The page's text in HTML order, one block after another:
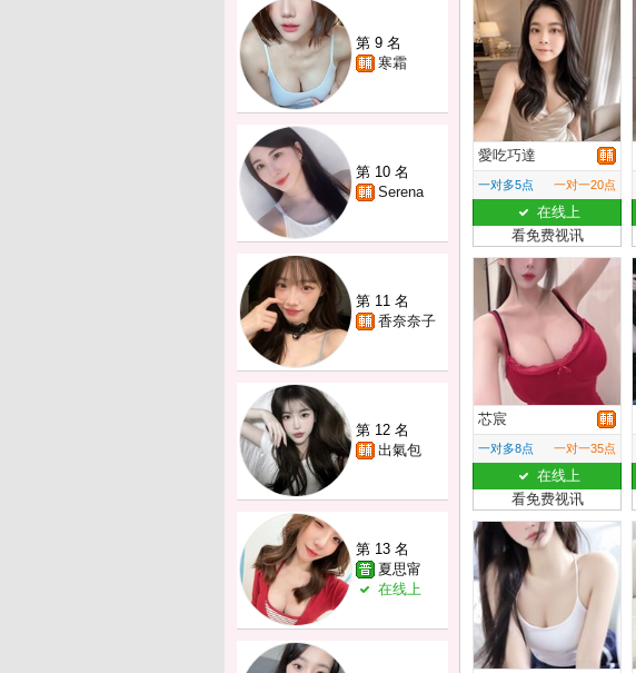
第 9 名
寒霜
第 10 名
Serena
第 11 名
香奈奈子
第 12 名
出氣包
第 13 名
夏思甯
在线上
愛吃巧達
一对多5点 一对一20点
在线上
看免费视讯
芯宸
一对多8点 一对一35点
在线上
看免费视讯